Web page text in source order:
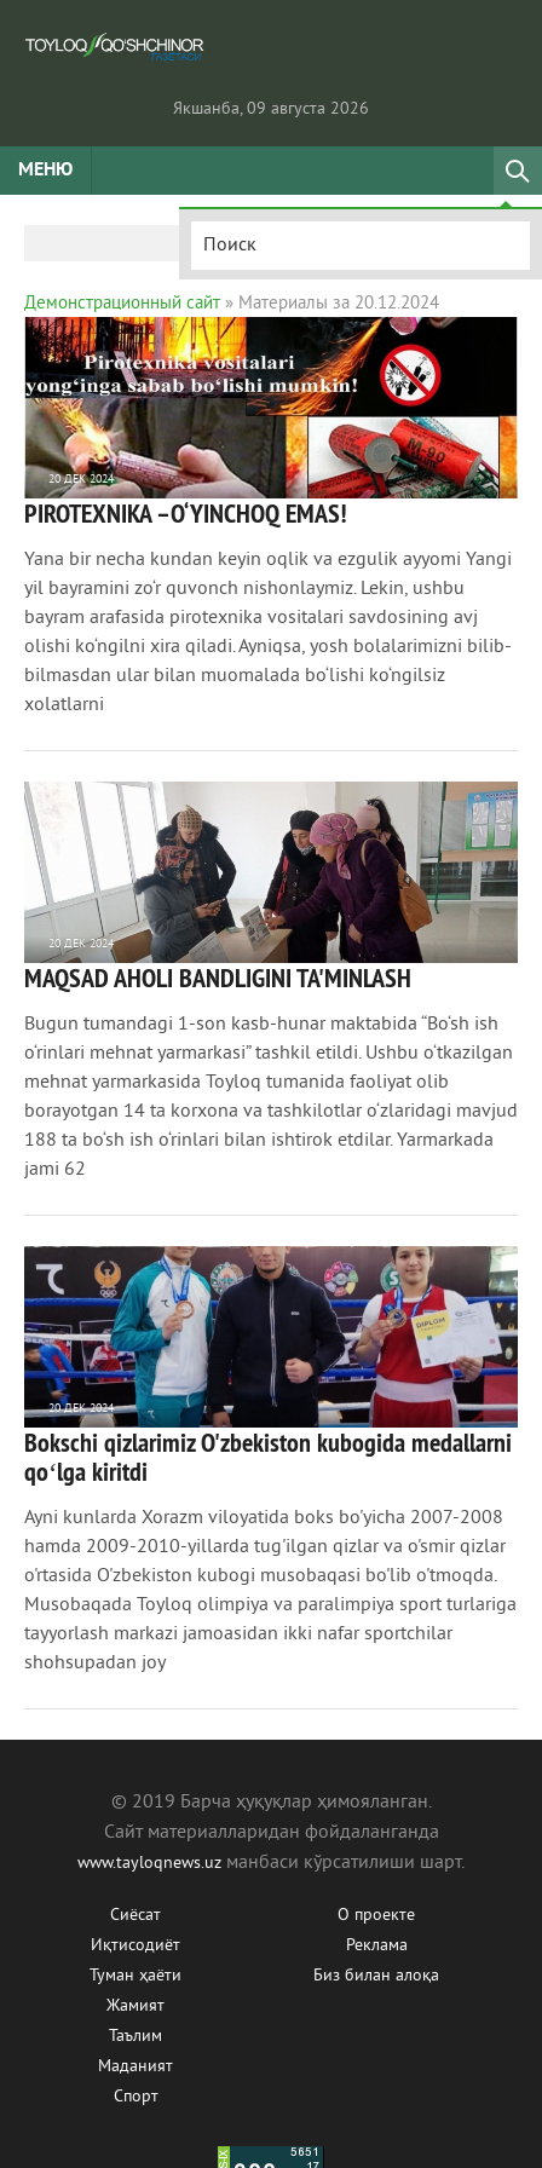
Якшанба, 09 августа 2026
МЕНЮ
Демонстрационный сайт » Материалы за 20.12.2024
20 ДЕК 2024
870 0
PIROTEXNIKA –O‘YINCHOQ EMAS!
Yana bir necha kundan keyin oqlik va ezgulik ayyomi Yangi
yil bayramini zo‘r quvonch nishonlaymiz. Lekin, ushbu
bayram arafasida pirotexnika vositalari savdosining avj
olishi ko‘ngilni xira qiladi. Ayniqsa, yosh bolalarimizni bilib-
bilmasdan ular bilan muomalada bo‘lishi ko‘ngilsiz
xolatlarni
20 ДЕК 2024
877 0
MAQSAD AHOLI BANDLIGINI TA'MINLASH
Bugun tumandagi 1-son kasb-hunar maktabida “Bo‘sh ish
o‘rinlari mehnat yarmarkasi” tashkil etildi. Ushbu o‘tkazilgan
mehnat yarmarkasida Toyloq tumanida faoliyat olib
borayotgan 14 ta korxona va tashkilotlar o‘zlaridagi mavjud
188 ta bo‘sh ish o‘rinlari bilan ishtirok etdilar. Yarmarkada
jami 62
20 ДЕК 2024
4 159 0
Bokschi qizlarimiz O'zbekiston kubogida medallarni
qoʻlga kiritdi
Ayni kunlarda Xorazm viloyatida boks bo'yicha 2007-2008
hamda 2009-2010-yillarda tug'ilgan qizlar va o'smir qizlar
o'rtasida O'zbekiston kubogi musobaqasi bo'lib o'tmoqda.
Musobaqada Toyloq olimpiya va paralimpiya sport turlariga
tayyorlash markazi jamoasidan ikki nafar sportchilar
shohsupadan joy
© 2019 Барча ҳуқуқлар ҳимояланган.
Сайт материалларидан фойдаланганда
www.tayloqnews.uz манбаcи кўрсатилиши шарт.
Сиёсат
Иқтисодиёт
Туман ҳаёти
Жамият
Таълим
Маданият
Спорт
О проекте
Реклама
Биз билан алоқа